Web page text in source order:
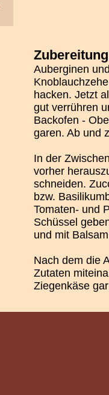
Auberginen
hacken. Jetzt
gut verrühren
Backofen -
garen. Ab und
In der
vorher
schneiden.
bzw.
Tomaten- und
Schüssel
und mit
Nach dem die
Zutaten
Ziegenkäse